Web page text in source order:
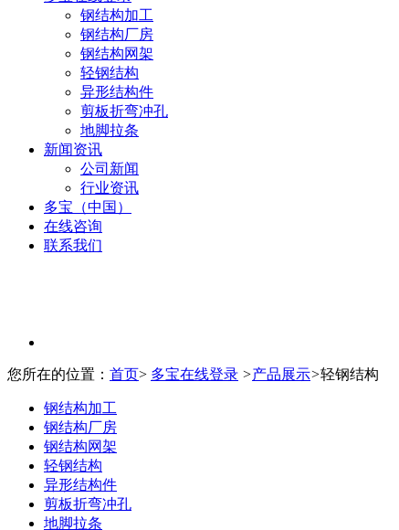
钢结构加工
钢结构厂房
钢结构网架
轻钢结构
异形结构件
剪板折弯冲孔
地脚拉条
新闻资讯
公司新闻
行业资讯
多宝（中国）
在线咨询
联系我们
您所在的位置： 首页> 多宝在线登录 >产品展示>轻钢结构
钢结构加工
钢结构厂房
钢结构网架
轻钢结构
异形结构件
剪板折弯冲孔
地脚拉条